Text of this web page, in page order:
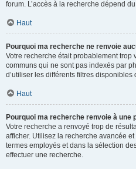
forum. L’accès à la recherche dépend
Haut
Pourquoi ma recherche ne renvoie
Votre recherche était probablement trop
communs qui ne sont pas indexés par
d’utiliser les différents filtres
Haut
Pourquoi ma recherche renvoie à une
Votre recherche a renvoyé trop de
afficher. Utilisez la recherche avancée
termes employés et dans la sélection
effectuer une recherche.